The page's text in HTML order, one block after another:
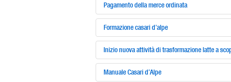
Pagamento della merce ordinata
Formazione casari d’alpe
Inizio nuova attività di trasformazione latte a
Manuale Casari d’Alpe